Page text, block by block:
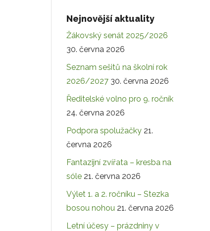
Nejnovější aktuality
Žákovský senát 2025/2026
30. června 2026
Seznam sešitů na školní rok
2026/2027 30. června 2026
Ředitelské volno pro 9. ročník
24. června 2026
Podpora spolužačky 21.
června 2026
Fantazijní zvířata – kresba na
sóle 21. června 2026
Výlet 1. a 2. ročníku – Stezka
bosou nohou 21. června 2026
Letní účesy – prázdniny v